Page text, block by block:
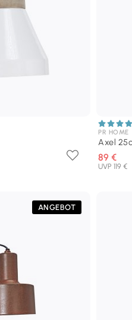
PR HOME
Axel
89 €
UVP 119 €
ANGEBOT